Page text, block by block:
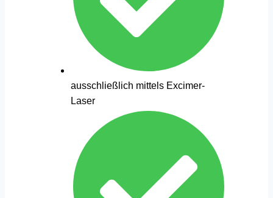
ausschließlich mittels Excimer-
Laser